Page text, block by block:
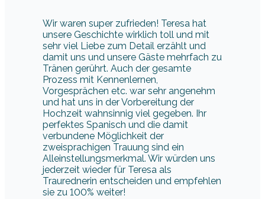
Wir waren super zufrieden! Teresa hat
unsere Geschichte wirklich toll und mit
sehr viel Liebe zum Detail erzählt und
damit uns und unsere Gäste mehrfach zu
Tränen gerührt. Auch der gesamte
Prozess mit Kennenlernen,
Vorgesprächen etc. war sehr angenehm
und hat uns in der Vorbereitung der
Hochzeit wahnsinnig viel gegeben. Ihr
perfektes Spanisch und die damit
verbundene Möglichkeit der
zweisprachigen Trauung sind ein
Alleinstellungsmerkmal. Wir würden uns
jederzeit wieder für Teresa als
Traurednerin entscheiden und empfehlen
sie zu 100% weiter!